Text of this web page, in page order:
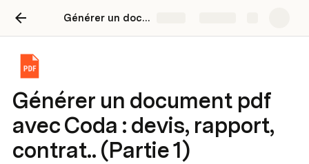
Générer un document pdf avec Coda : devis, rapport, contrat.. (Partie 1)
Générer un document pdf
avec Coda : devis, rapport,
contrat.. (Partie 1)